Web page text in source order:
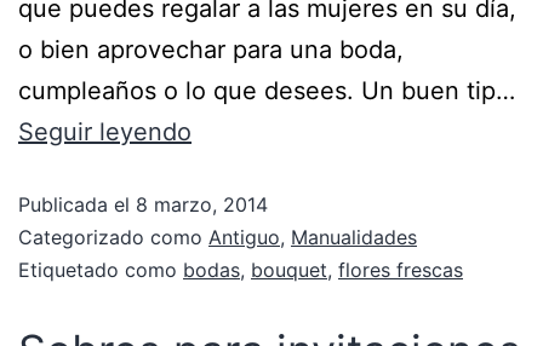
que puedes regalar a las mujeres en su día,
o bien aprovechar para una boda,
cumpleaños o lo que desees. Un buen tip…
Seguir leyendo
Publicada el 8 marzo, 2014
Categorizado como Antiguo, Manualidades
Etiquetado como bodas, bouquet, flores frescas